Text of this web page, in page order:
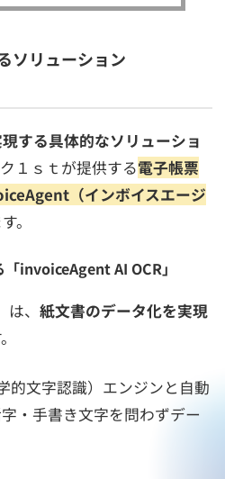
ソリューション
する具体的なソリューショ
１ｓｔが提供する電子帳票
（インボイスエージ
。
invoiceAgent AI OCR」
、 紙文書のデータ化を実現
的文字認識）エンジンと自動
・手書き文字を問わずデー